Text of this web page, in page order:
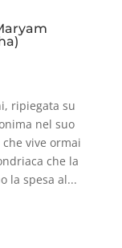
ripiegata su
nel suo
vive ormai
che la
la spesa al...